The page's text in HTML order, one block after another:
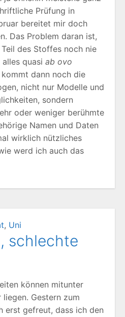
Prüfung in
bereitet mir doch
Das Problem daran ist,
des Stoffes noch nie
quasi ab ovo
dann noch die
nicht nur Modelle und
sondern
oder weniger berühmte
Namen und Daten
wirklich nützliches
werd ich auch das
, Uni
schlechte
können mitunter
Gestern zum
erst gefreut, dass ich den